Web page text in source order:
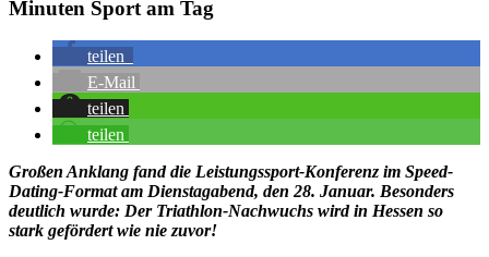
Minuten Sport am Tag
teilen
E-Mail
teilen
teilen
Großen Anklang fand die Leistungssport-Konferenz im Speed-
Dating-Format am Dienstagabend, den 28. Januar. Besonders
deutlich wurde: Der Triathlon-Nachwuchs wird in Hessen so
stark gefördert wie nie zuvor!